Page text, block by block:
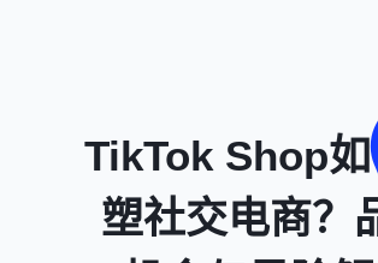
TikTok Shop如
塑社交电商？